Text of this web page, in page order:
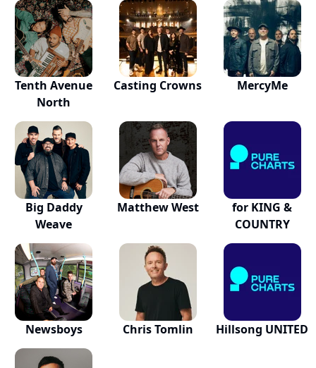
Tenth Avenue
North
Casting Crowns MercyMe
Big Daddy
Weave
Matthew West
for KING &
COUNTRY
Newsboys Chris Tomlin Hillsong UNITED